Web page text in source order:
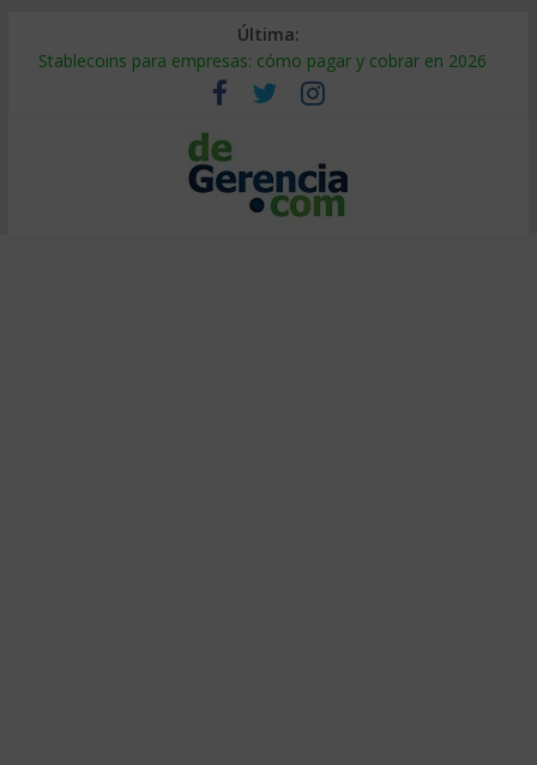
Última:
Stablecoins para empresas: cómo pagar y cobrar en 2026
Despido silencioso: qué es y por qué sale tan caro
IA en selección de personal: cómo auditarla a tiempo
Trabajo forzoso en la cadena de suministro: qué hacer
Mercado hispano de EE. UU.: cómo segmentarlo y venderle